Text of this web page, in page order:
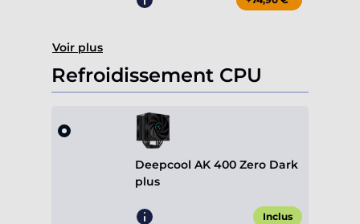
Voir plus
Refroidissement CPU
Deepcool AK 400 Zero Dark
plus
Inclus